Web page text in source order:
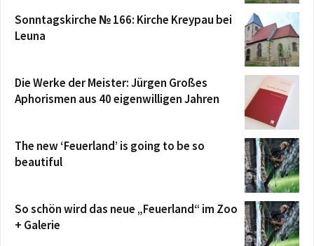
Sonntagskirche № 166: Kirche Kreypau bei
Leuna
Die Werke der Meister: Jürgen Großes
Aphorismen aus 40 eigenwilligen Jahren
The new ‘Feuerland’ is going to be so
beautiful
So schön wird das neue „Feuerland“ im Zoo
+ Galerie